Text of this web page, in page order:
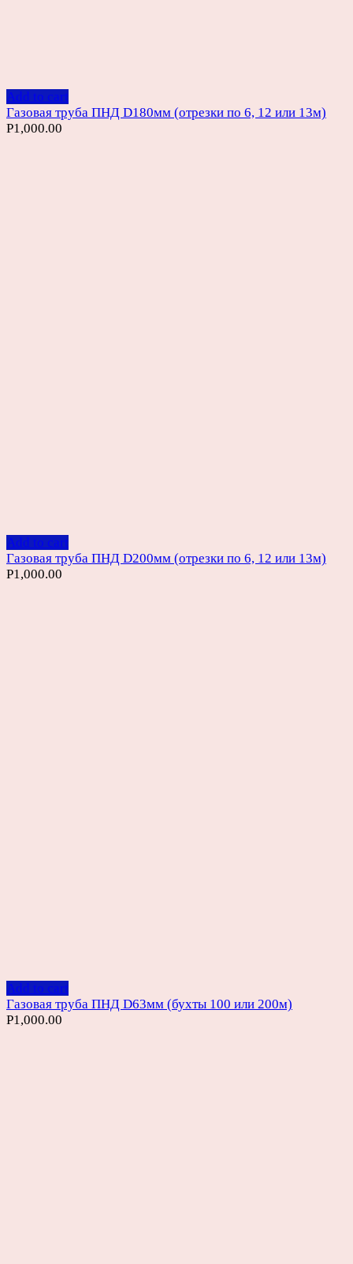
Add to cart
Газовая труба ПНД D180мм (отрезки по 6, 12 или 13м)
Р1,000.00
Add to cart
Газовая труба ПНД D200мм (отрезки по 6, 12 или 13м)
Р1,000.00
Add to cart
Газовая труба ПНД D63мм (бухты 100 или 200м)
Р1,000.00